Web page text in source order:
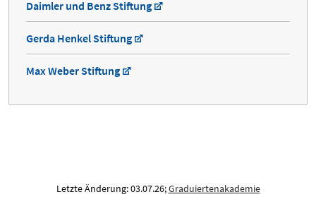
Daimler und Benz Stiftung
Gerda Henkel Stiftung
Max Weber Stiftung
Letzte Änderung: 03.07.26;Graduiertenakademie